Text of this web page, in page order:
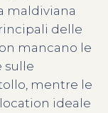
maldiviana
delle
mancano le
sulle
mentre le
ideale